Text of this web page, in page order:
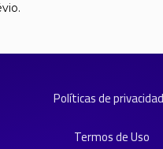
Políticas de
Termos de Uso